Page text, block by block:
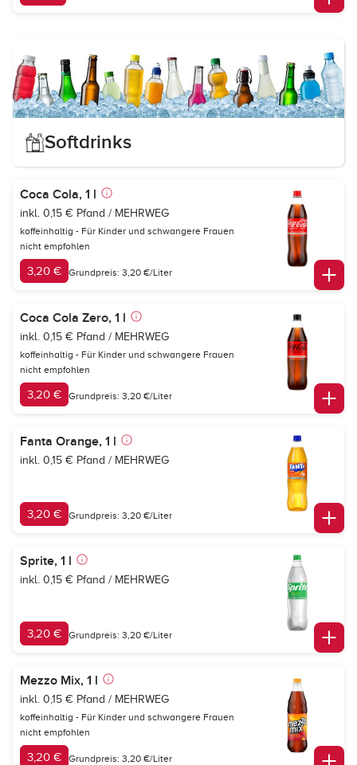
Softdrinks
Coca Cola, 1 l
inkl. 0,15 € Pfand / MEHRWEG
koffeinhaltig - Für Kinder und schwangere Frauen
nicht empfohlen
3,20 € Grundpreis: 3,20 €/Liter
Coca Cola Zero, 1 l
inkl. 0,15 € Pfand / MEHRWEG
koffeinhaltig - Für Kinder und schwangere Frauen
nicht empfohlen
3,20 € Grundpreis: 3,20 €/Liter
Fanta Orange, 1 l
inkl. 0,15 € Pfand / MEHRWEG
3,20 € Grundpreis: 3,20 €/Liter
Sprite, 1 l
inkl. 0,15 € Pfand / MEHRWEG
3,20 € Grundpreis: 3,20 €/Liter
Mezzo Mix, 1 l
inkl. 0,15 € Pfand / MEHRWEG
koffeinhaltig - Für Kinder und schwangere Frauen
nicht empfohlen
3,20 € Grundpreis: 3,20 €/Liter